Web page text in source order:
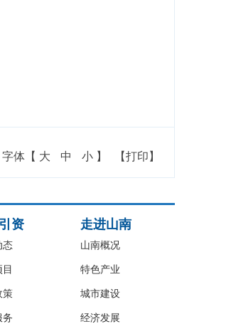
字体【 大 中 小 】 【打印】
资
态
策
务
走进山南
山南概况
特色产业
城市建设
经济发展